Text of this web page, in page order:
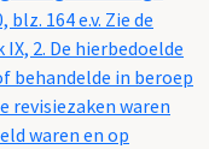
164 e.v. Zie de
2. De hierbedoelde
behandelde in beroep
revisiezaken waren
waren en op